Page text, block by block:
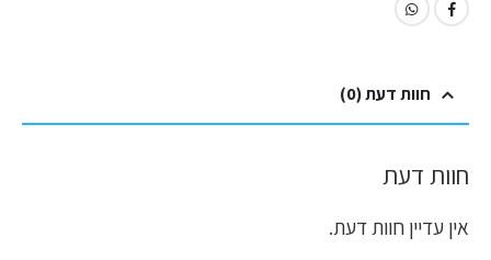
חוות דעת (0)
חוות דעת
אין עדיין חוות דעת.